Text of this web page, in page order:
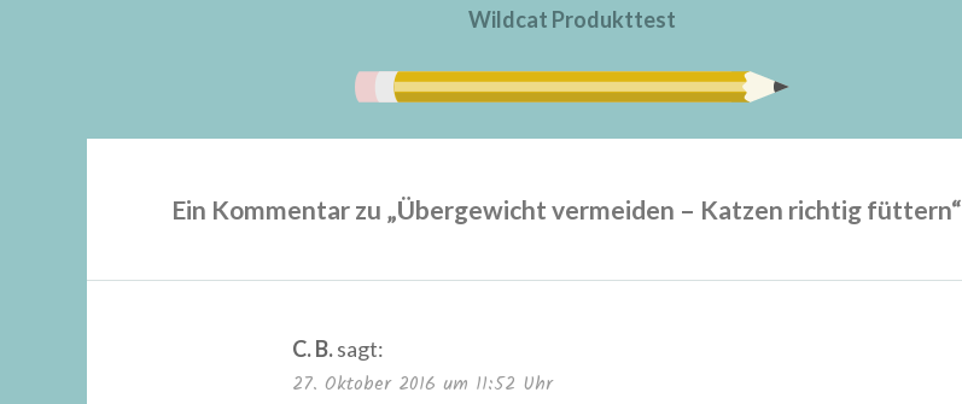
Wildcat Produkttest
Ein Kommentar zu „Übergewicht vermeiden – Katzen richtig füttern“
C. B.sagt:
27. Oktober 2016 um 11:52 Uhr